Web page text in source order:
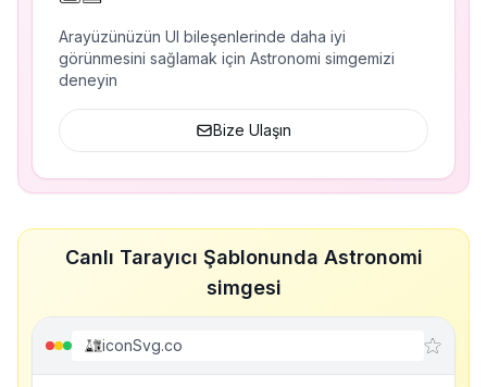
Arayüzünüzün UI bileşenlerinde daha iyi
görünmesini sağlamak için Astronomi simgemizi
deneyin
Bize Ulaşın
Canlı Tarayıcı Şablonunda Astronomi
simgesi
iconSvg.co